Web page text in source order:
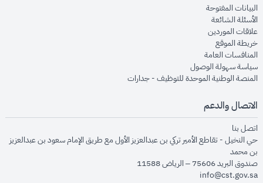
البيانات المفتوحةopens in new window
الأسئلة الشائعةopens in new window
علاقات الموردينopens in new window
خريطة الموقعopens in new window
المنافسات العامةopens in new window
سياسة سهولة الوصولopens in new window
المنصة الوطنية الموحدة للتوظيف - جداراتopens in new window
الاتصال والدعم
اتصل بنا
حي النخيل - تقاطع الأمير تركي بن عبدالعزيز الأول مع طريق الإمام سعود بن عبدالعزيز
بن محمد
صندوق البريد 75606 – الرياض 11588
info@cst.gov.sa